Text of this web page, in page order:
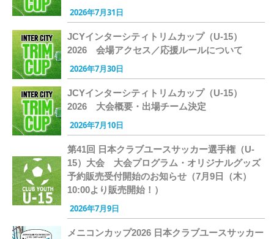
2026年7月31日
JCYインターシティトリムカップ（U-15）
2026 会場アクセス／応援ルールについて
2026年7月30日
JCYインターシティトリムカップ（U-15）
2026 大会概要・出場チーム決定
2026年7月10日
第41回 日本クラブユースサッカー選手権（U-
15）大会 大会プログラム・オリジナルグッズ
予約販売受付開始のお知らせ（7月9日（木）
10:00より販売開始！）
2026年7月9日
メニコンカップ2026 日本クラブユースサッカー